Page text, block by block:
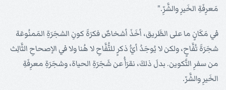
مَعرِفَةِ الخَيرِ والشَّرِّ."
في مَكَانٍ ما على الطَّريق، أخَذَ أشخاصٌ فكرَةَ كونِ الشجَرَةِ المَمنُوعَة
شجَرَةَ تُفَّاحٍ، ولكن لا يُوجَدُ أيُّ ذكرٍ للتُّفَّاحِ لا هُنا ولا في الإصحاحِ الثَّالِث
من سفرِ التَّكوين. بدلَ ذلكَ، نقرَأُ عن شَجَرَةِ الحياة، وشجَرَةِ معرِفَةِ
الخَيرِ والشَّرّ.